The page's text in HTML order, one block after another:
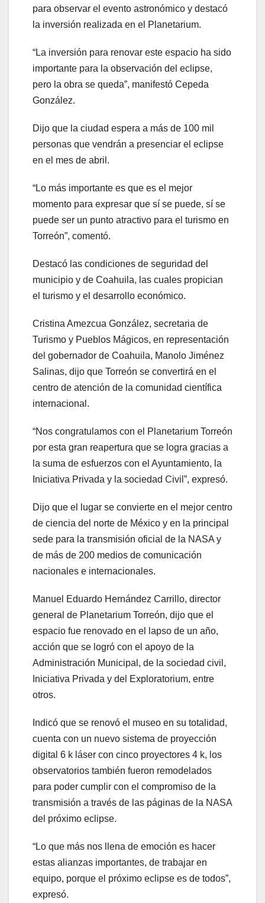
para observar el evento astronómico y destacó
la inversión realizada en el Planetarium.
“La inversión para renovar este espacio ha sido
importante para la observación del eclipse,
pero la obra se queda”, manifestó Cepeda
González.
Dijo que la ciudad espera a más de 100 mil
personas que vendrán a presenciar el eclipse
en el mes de abril.
“Lo más importante es que es el mejor
momento para expresar que sí se puede, sí se
puede ser un punto atractivo para el turismo en
Torreón”, comentó.
Destacó las condiciones de seguridad del
municipio y de Coahuila, las cuales propician
el turismo y el desarrollo económico.
Cristina Amezcua González, secretaria de
Turismo y Pueblos Mágicos, en representación
del gobernador de Coahuila, Manolo Jiménez
Salinas, dijo que Torreón se convertirá en el
centro de atención de la comunidad científica
internacional.
“Nos congratulamos con el Planetarium Torreón
por esta gran reapertura que se logra gracias a
la suma de esfuerzos con el Ayuntamiento, la
Iniciativa Privada y la sociedad Civil”, expresó.
Dijo que el lugar se convierte en el mejor centro
de ciencia del norte de México y en la principal
sede para la transmisión oficial de la NASA y
de más de 200 medios de comunicación
nacionales e internacionales.
Manuel Eduardo Hernández Carrillo, director
general de Planetarium Torreón, dijo que el
espacio fue renovado en el lapso de un año,
acción que se logró con el apoyo de la
Administración Municipal, de la sociedad civil,
Iniciativa Privada y del Exploratorium, entre
otros.
Indicó que se renovó el museo en su totalidad,
cuenta con un nuevo sistema de proyección
digital 6 k láser con cinco proyectores 4 k, los
observatorios también fueron remodelados
para poder cumplir con el compromiso de la
transmisión a través de las páginas de la NASA
del próximo eclipse.
“Lo que más nos llena de emoción es hacer
estas alianzas importantes, de trabajar en
equipo, porque el próximo eclipse es de todos”,
expresó.